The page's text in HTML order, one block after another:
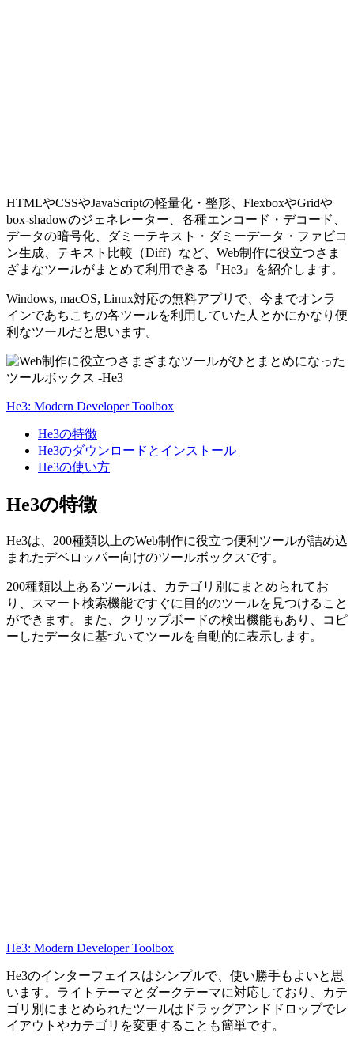
HTMLやCSSやJavaScriptの軽量化・整形、FlexboxやGridや
box-shadowのジェネレーター、各種エンコード・デコード、
データの暗号化、ダミーテキスト・ダミーデータ・ファビコ
ン生成、テキスト比較（Diff）など、Web制作に役立つさま
ざまなツールがまとめて利用できる『He3』を紹介します。
Windows, macOS, Linux対応の無料アプリ で、今までオンラ
インであちこちの各ツールを利用していた人とかにかなり便
利なツールだと思います。
He3: Modern Developer Toolbox
He3の特徴
He3のダウンロードとインストール
He3の使い方
He3の特徴
He3は、200種類以上のWeb制作に役立つ便利ツールが詰め込
まれたデベロッパー向けのツールボックスです。
200種類以上あるツールは、カテゴリ別にまとめられてお
り、スマート検索機能ですぐに目的のツールを見つけること
ができます。また、クリップボードの検出機能もあり、コピ
ーしたデータに基づいてツールを自動的に表示します。
He3: Modern Developer Toolbox
He3のインターフェイスはシンプルで、使い勝手もよいと思
います。ライトテーマとダークテーマに対応しており、カテ
ゴリ別にまとめられたツールはドラッグアンドドロップでレ
イアウトやカテゴリを変更することも簡単です。